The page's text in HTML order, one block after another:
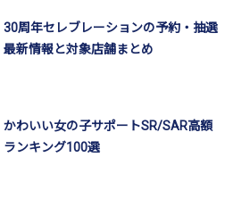
30周年セレブレーションの予約・抽選
最新情報と対象店舗まとめ
かわいい女の子サポートSR/SAR高額
ランキング100選